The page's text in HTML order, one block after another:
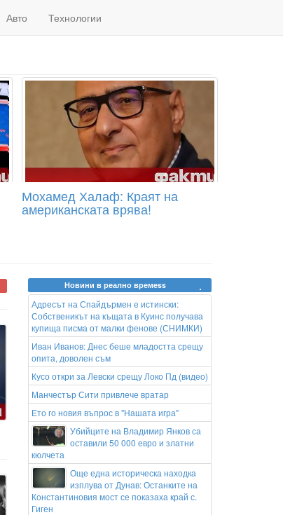
Авто Технологии
Мохамед Халаф: Краят на
американската врява!
Новини в реално времеss
Адресът на Спайдърмен е истински:
Собственикът на къщата в Куинс получава
купища писма от малки фенове (СНИМКИ)
Иван Иванов: Днес беше младостта срещу
опита, доволен съм
Кусо откри за Левски срещу Локо Пд (видео)
Манчестър Сити привлече вратар
Ето го новия въпрос в "Нашата игра"
Убийците на Владимир Янков са
оставили 50 000 евро и златни
кюлчета
Още една историческа находка
изплува от Дунав: Останките на
Константиновия мост се показаха край с.
Гиген